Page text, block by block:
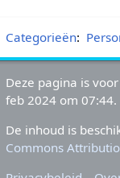
Categorieën:
Deze pagina is
feb 2024 om 07:44.
De inhoud is
Commons